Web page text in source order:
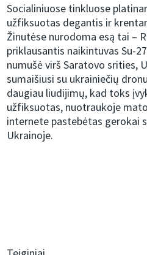
Socialiniuose tinkluose
užfiksuotas degantis ir
Žinutėse nurodoma esą tai –
priklausantis naikintuvas Su-
numušė virš Saratovo srities,
sumaišiusi su ukrainiečių
daugiau liudijimų, kad toks
užfiksuotas, nuotraukoje
internete pastebėtas gerokai
Ukrainoje.